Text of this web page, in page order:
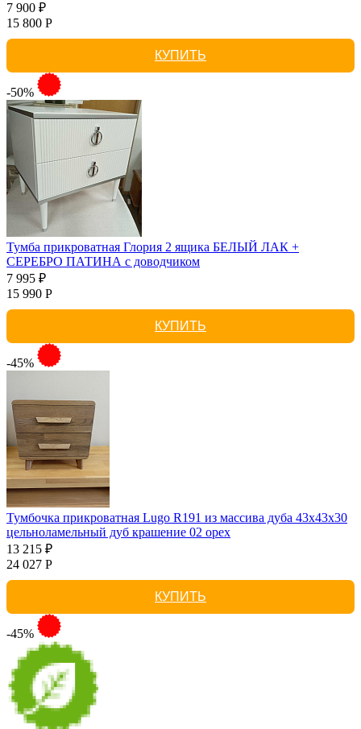
7 900 ₽
15 800 Р
КУПИТЬ
-50%
Тумба прикроватная Глория 2 ящика БЕЛЫЙ ЛАК +
СЕРЕБРО ПАТИНА с доводчиком
7 995 ₽
15 990 Р
КУПИТЬ
-45%
Тумбочка прикроватная Lugo R191 из массива дуба 43х43х30
цельноламельный дуб крашение 02 орех
13 215 ₽
24 027 Р
КУПИТЬ
-45%